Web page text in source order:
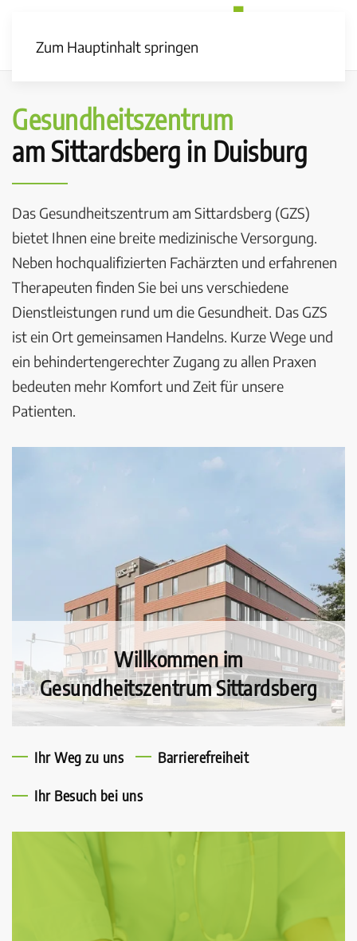
Zum Hauptinhalt springen
Gesundheits­zentrum
am Sittardsberg in Duisburg
Das Gesundheitszentrum am Sittardsberg (GZS)
bietet Ihnen eine breite medizinische Versorgung.
Neben hochqualifizierten Fachärzten und erfahrenen
Therapeuten finden Sie bei uns verschiedene
Dienstleistungen rund um die Gesundheit. Das GZS
ist ein Ort gemeinsamen Handelns. Kurze Wege und
ein behindertengerechter Zugang zu allen Praxen
bedeuten mehr Komfort und Zeit für unsere
Patienten.
Willkommen im
Gesundheitszentrum Sittardsberg
Ihr Weg zu uns Barrierefreiheit
Ihr Besuch bei uns